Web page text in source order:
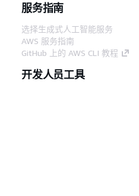
服务指南
选择生成式人工智能服务
AWS 服务指南
GitHub 上的 AWS CLI 教程
开发人员工具